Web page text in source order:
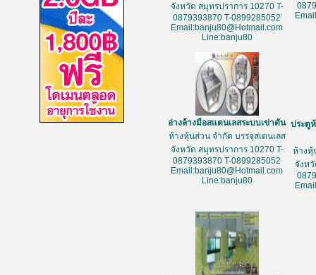
จังหวัด สมุทรปราการ 10270 T-
0879393870 T-0899285052
Email:banju80@Hotmail.com
Line:banju80
อ่างล้างมือสแตนเลสระบบเข่าดัน
ห้างหุ้นส่วน จำกัด บรรจุสเตนเลส
จังหวัด สมุทรปราการ 10270 T-
0879393870 T-0899285052
Email:banju80@Hotmail.com
Line:banju80
ประตู
ห้างหุ้
จังห